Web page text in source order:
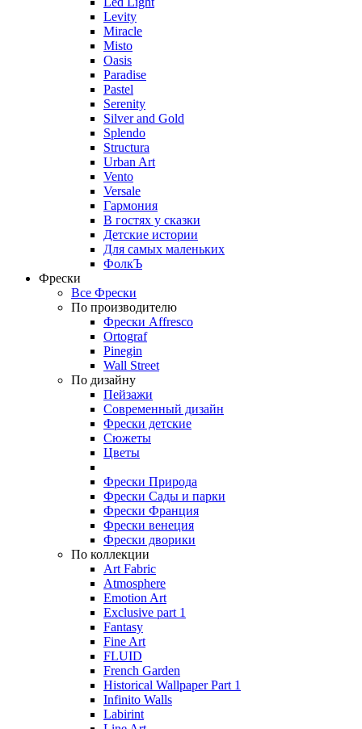
Levity
Miracle
Misto
Oasis
Paradise
Pastel
Serenity
Silver and Gold
Splendo
Structura
Urban Art
Vento
Versale
Гармония
В гостях у сказки
Детские истории
Для самых маленьких
ФолкЪ
Фрески
Все Фрески
По производителю
Фрески Affresco
Ortograf
Pinegin
Wall Street
По дизайну
Пейзажи
Современный дизайн
Фрески детские
Сюжеты
Цветы
Фрески Природа
Фрески Сады и парки
Фрески Франция
Фрески венеция
Фрески дворики
По коллекции
Art Fabric
Atmosphere
Emotion Art
Exclusive part 1
Fantasy
Fine Art
FLUID
French Garden
Historical Wallpaper Part 1
Infinito Walls
Labirint